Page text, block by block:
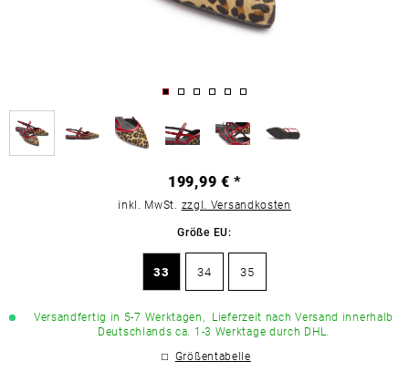
199,99 € *
inkl. MwSt. zzgl. Versandkosten
Größe EU:
33 34 35
Versandfertig in 5-7 Werktagen, Lieferzeit nach Versand innerhalb
Deutschlands ca. 1-3 Werktage durch DHL.
Größentabelle